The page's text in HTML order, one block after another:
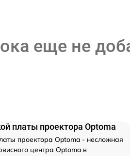
еще не
платы проектора Optoma
проектора Optoma - несложная
центра Optoma в